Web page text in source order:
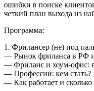
ошибки в поиске
четкий план выхода из
Программа:
1. Фрилансер (не) под
— Рынок фриланса в РФ
— Фриланс и хоум-офис:
— Профессии: кем стать?
— Как работает и сколько